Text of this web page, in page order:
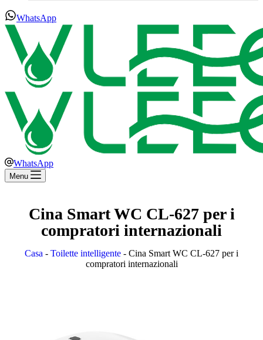
WhatsApp
WhatsApp
Menu
Cina Smart WC CL-627 per i
compratori internazionali
Casa - Toilette intelligente - Cina Smart WC CL-627 per i
compratori internazionali